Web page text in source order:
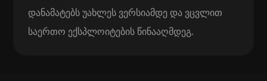
დანამატებს უახლეს ვერსიამდე და ვცვლით
საერთო ექსპლოიტების წინააღმდეგ.